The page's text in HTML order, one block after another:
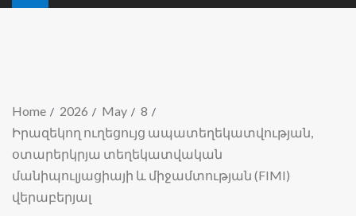
Home 2026 May
8
Իրազեկող ուղեցույց ապատեղեկատվության,
օտարերկրյա տեղեկատվական
մանիպուլյացիայի և միջամտության (FIMI)
վերաբերյալ